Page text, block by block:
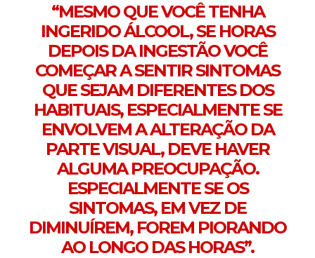
“MESMO QUE VOCÊ TENHA
INGERIDO ÁLCOOL, SE HORAS
DEPOIS DA INGESTÃO VOCÊ
COMEÇAR A SENTIR SINTOMAS
QUE SEJAM DIFERENTES DOS
HABITUAIS, ESPECIALMENTE SE
ENVOLVEM A ALTERAÇÃO DA
PARTE VISUAL, DEVE HAVER
ALGUMA PREOCUPAÇÃO.
ESPECIALMENTE SE OS
SINTOMAS, EM VEZ DE
DIMINUÍREM, FOREM PIORANDO
AO LONGO DAS HORAS”.